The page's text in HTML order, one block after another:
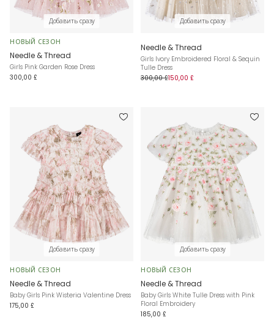
Добавить сразу
НОВЫЙ СЕЗОН
Needle & Thread
Girls Pink Garden Rose Dress
300,00 £
Добавить сразу
Needle & Thread
Girls Ivory Embroidered Floral & Sequin
Tulle Dress
300,00 £150,00 £
Добавить сразу
НОВЫЙ СЕЗОН
Needle & Thread
Baby Girls Pink Wisteria Valentine Dress
175,00 £
Добавить сразу
НОВЫЙ СЕЗОН
Needle & Thread
Baby Girls White Tulle Dress with Pink
Floral Embroidery
185,00 £